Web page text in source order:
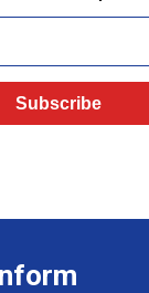
Subscribe